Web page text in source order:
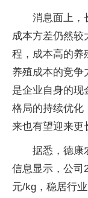
消息面上，
成本方差仍然较
程，成本高的养
养殖成本的竞争
是企业自身的现
格局的持续优化
来也有望迎来更
据悉，德康
信息显示，公司
元/kg，稳居行